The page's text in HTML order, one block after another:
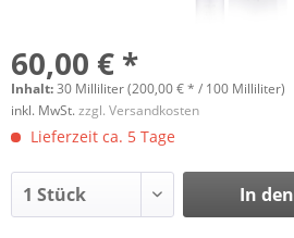
60,00 € *
Inhalt:30 Milliliter (200,00 € * / 100 Milliliter)
inkl. MwSt.zzgl. Versandkosten
Lieferzeit ca. 5 Tage
In den